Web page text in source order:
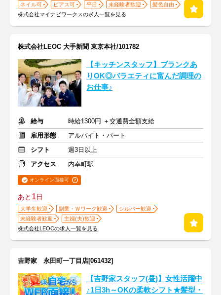
ネイル可 ピアス可 平日 未経験者歓迎
髪色自由
株式会社マイナビワークスの求人一覧を見る
株式会社LEOC 大手新聞 東京本社/101782
【キッチンスタッフ】ブランクあ
りOK◎バラエティに富んだ調理の
お仕事♪
給与
時給1300円 ＋交通費全額支給
雇用形態
アルバイト・パート
シフト
週3日以上
アクセス
内幸町駅
オンライン面接可
あと 1日
大学生歓迎 副業・Ｗワーク歓迎
シルバー歓迎
未経験者歓迎
主婦(夫)歓迎
株式会社LEOCの求人一覧を見る
吉野家 永田町一丁目店[061432]
【吉野家スタッフ(昼)】女性活躍中
♪1日3h～OKの柔軟シフト★髪型・